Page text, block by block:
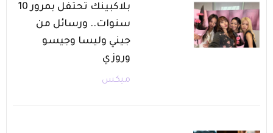
بلاكبينك تحتفل بمرور 10
سنوات.. ورسائل من
جيني وليسا وجيسو
وروزي
ميكس